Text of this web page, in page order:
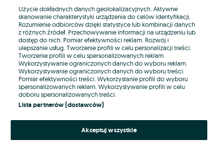
E-mail
Hasło
Nie pamiętasz hasła?
Użycie dokładnych danych geolokalizacyjnych. Aktywne
skanowanie charakterystyki urządzenia do celów identyfikacji.
Rozumienie odbiorców dzięki statystyce lub kombinacji danych
z różnych źródeł. Przechowywanie informacji na urządzeniu lub
dostęp do nich. Pomiar efektywności reklam. Rozwój i
ulepszanie usług. Tworzenie profili w celu personalizacji treści.
Tworzenie profili w celu spersonalizowanych reklam.
Wykorzystywanie ograniczonych danych do wyboru reklam.
Wykorzystywanie ograniczonych danych do wyboru treści.
Pomiar efektywności treści. Wykorzystanie profili do wyboru
spersonalizowanych reklam. Wykorzystywanie profili w celu
doboru spersonalizowanych treści.
Lista partnerów (dostawców)
Akceptuj wszystkie